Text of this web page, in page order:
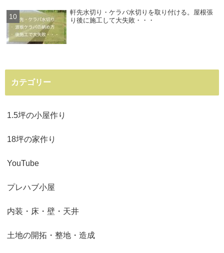
軒先水切り・ケラバ水切りを取り付ける。屋根張
り後に施工して大失敗・・・
カテゴリー
1.5坪の小屋作り
18坪の家作り
YouTube
プレハブ小屋
内装・床・壁・天井
土地の開拓・整地・造成